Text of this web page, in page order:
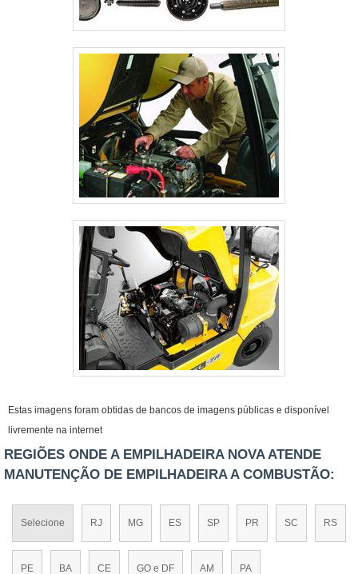
Estas imagens foram obtidas de bancos de imagens públicas e disponível
livremente na internet
REGIÕES ONDE A EMPILHADEIRA NOVA ATENDE
MANUTENÇÃO DE EMPILHADEIRA A COMBUSTÃO:
Selecione RJ MG ES SP PR SC RS
PE BA CE GO e DF AM PA